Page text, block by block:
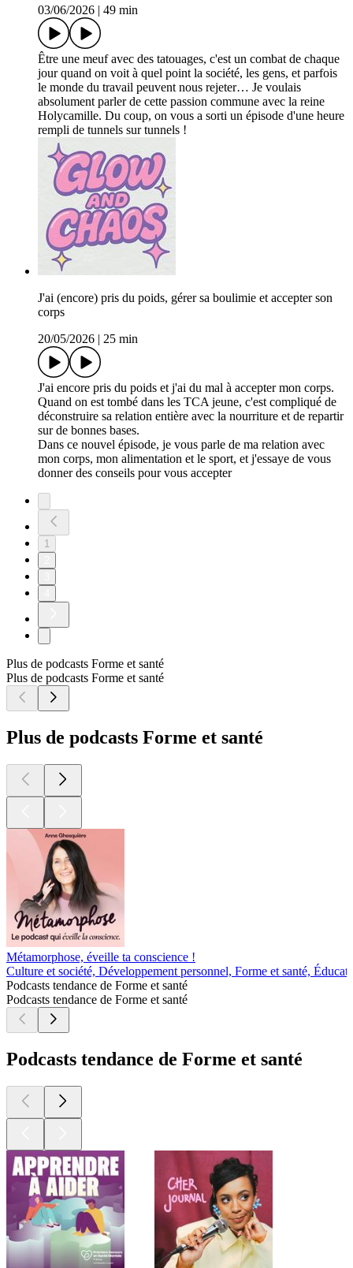
03/06/2026
49 min
Être une meuf avec des tatouages, c'est un combat de chaque
jour quand on voit à quel point la société, les gens, et parfois
le monde du travail peuvent nous rejeter… Je voulais
absolument parler de cette passion commune avec la reine
Holycamille. Du coup, on vous a sorti un épisode d'une heure
rempli de tunnels sur tunnels !
J'ai (encore) pris du poids, gérer sa boulimie et accepter son
corps
20/05/2026
25 min
J'ai encore pris du poids et j'ai du mal à accepter mon corps.
Quand on est tombé dans les TCA jeune, c'est compliqué de
déconstruire sa relation entière avec la nourriture et de repartir
sur de bonnes bases.
Dans ce nouvel épisode, je vous parle de ma relation avec
mon corps, mon alimentation et le sport, et j'essaye de vous
donner des conseils pour vous accepter
1
Plus de podcasts Forme et santé
Plus de podcasts Forme et santé
Plus de podcasts Forme et santé
Métamorphose, éveille ta conscience !
Culture et société, Développement personnel, Forme et santé,
Podcasts tendance de Forme et santé
Podcasts tendance de Forme et santé
Podcasts tendance de Forme et santé